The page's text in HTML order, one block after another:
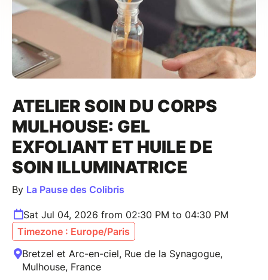
ATELIER SOIN DU CORPS
MULHOUSE: GEL
EXFOLIANT ET HUILE DE
SOIN ILLUMINATRICE
By La Pause des Colibris
Sat Jul 04, 2026 from 02:30 PM to 04:30 PM
Timezone : Europe/Paris
Bretzel et Arc-en-ciel, Rue de la Synagogue,
Mulhouse, France